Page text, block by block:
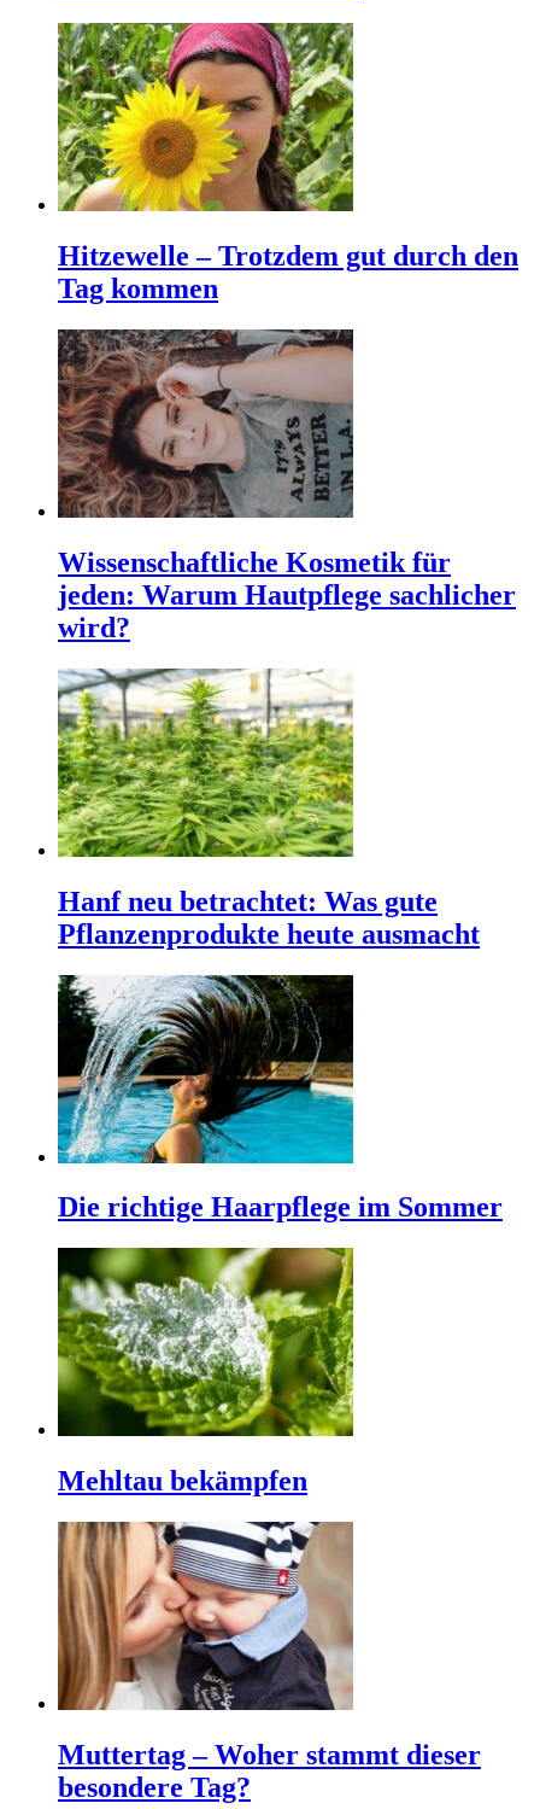
Hitzewelle – Trotzdem gut durch den
Tag kommen
Wissenschaftliche Kosmetik für
jeden: Warum Hautpflege sachlicher
wird?
Hanf neu betrachtet: Was gute
Pflanzenprodukte heute ausmacht
Die richtige Haarpflege im Sommer
Mehltau bekämpfen
Muttertag – Woher stammt dieser
besondere Tag?